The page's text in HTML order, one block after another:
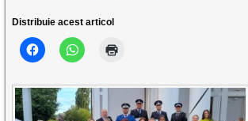
Distribuie acest articol